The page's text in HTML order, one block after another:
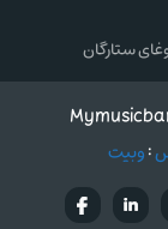
ستارگان
:وبیت
تويترتلگرام
اینستاگرام